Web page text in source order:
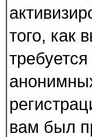
того, как
вам был